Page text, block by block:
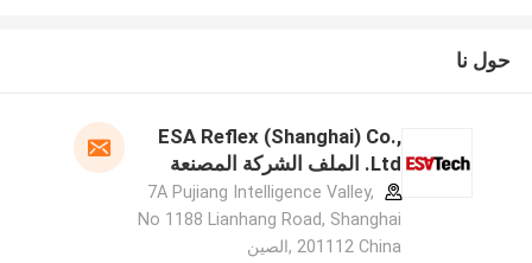
حول نا
ESA Reflex (Shanghai) Co.,
Ltd. الملف الشركة المصنعة
7A Pujiang Intelligence Valley,
No 1188 Lianhang Road, Shanghai
201112 China ,الصين